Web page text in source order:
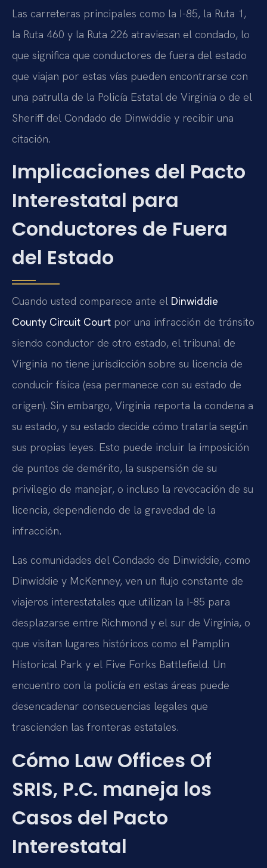
Las carreteras principales como la I-85, la Ruta 1,
la Ruta 460 y la Ruta 226 atraviesan el condado, lo
que significa que conductores de fuera del estado
que viajan por estas vías pueden encontrarse con
una patrulla de la Policía Estatal de Virginia o de el
Sheriff del Condado de Dinwiddie y recibir una
citación.
Implicaciones del Pacto
Interestatal para
Conductores de Fuera
del Estado
Cuando usted comparece ante el Dinwiddie
County Circuit Court por una infracción de tránsito
siendo conductor de otro estado, el tribunal de
Virginia no tiene jurisdicción sobre su licencia de
conducir física (esa permanece con su estado de
origen). Sin embargo, Virginia reporta la condena a
su estado, y su estado decide cómo tratarla según
sus propias leyes. Esto puede incluir la imposición
de puntos de demérito, la suspensión de su
privilegio de manejar, o incluso la revocación de su
licencia, dependiendo de la gravedad de la
infracción.
Las comunidades del Condado de Dinwiddie, como
Dinwiddie y McKenney, ven un flujo constante de
viajeros interestatales que utilizan la I-85 para
desplazarse entre Richmond y el sur de Virginia, o
que visitan lugares históricos como el Pamplin
Historical Park y el Five Forks Battlefield. Un
encuentro con la policía en estas áreas puede
desencadenar consecuencias legales que
trascienden las fronteras estatales.
Cómo Law Offices Of
SRIS, P.C. maneja los
Casos del Pacto
Interestatal